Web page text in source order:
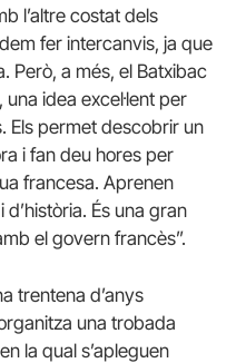
l’altre costat dels
fer intercanvis, ja que
Però, a més, el Batxibac
una idea excel·lent per
Els permet descobrir un
i fan deu hores per
francesa. Aprenen
És una gran
el govern francès”.
trentena d’anys
una trobada
la qual s’apleguen